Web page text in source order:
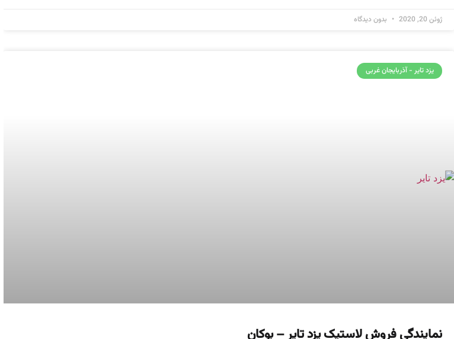
ژوئن 20, 2020 بدون دیدگاه
یزد تایر - آذربایجان غربی
نمایندگی فروش لاستیک یزد تایر – بوکان